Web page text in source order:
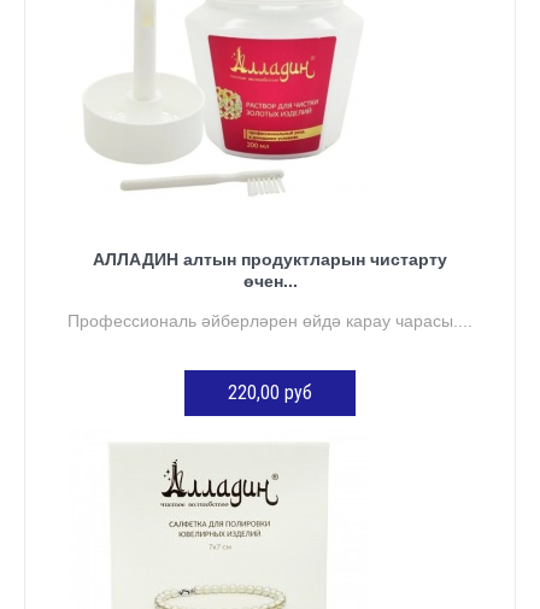
АЛЛАДИН алтын продуктларын чистарту
өчен...
Профессиональ әйберләрен өйдә карау чарасы....
220,00 руб
КӘРҖИНГӘ ӨСТӘҮ